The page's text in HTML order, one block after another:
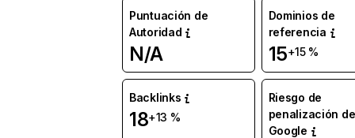
Puntuación de
Autoridad
N/A
Dominios de
referencia
15+15 %
Backlinks
18+13 %
Riesgo de
penalización de
Google